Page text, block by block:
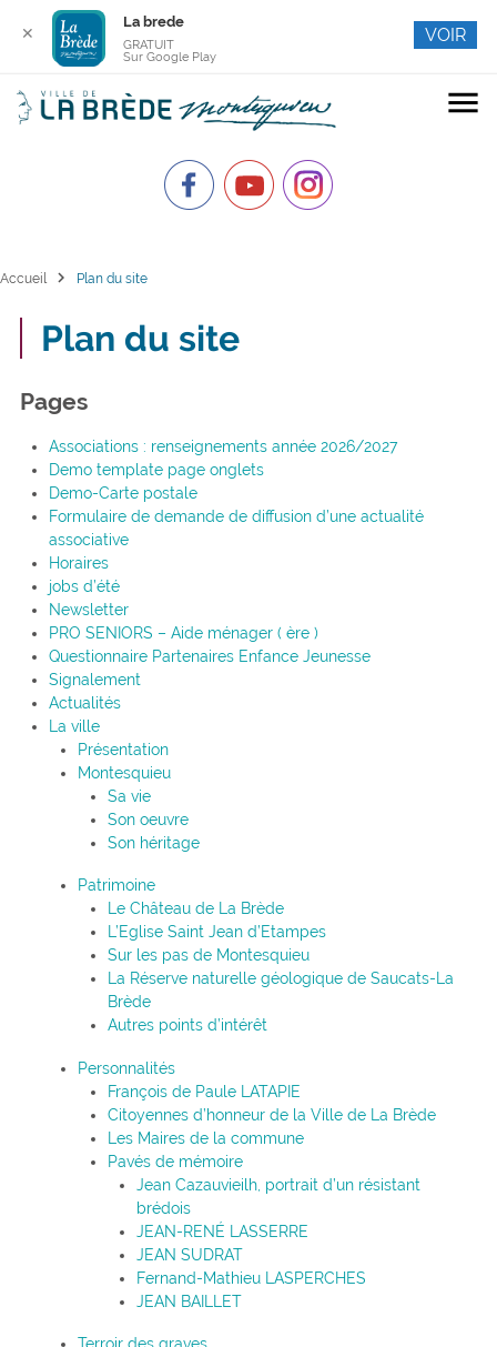
menu
Accueil chevron_right Plan du site
Plan du site
Pages
Associations : renseignements année 2026/2027
Demo template page onglets
Demo-Carte postale
Formulaire de demande de diffusion d’une actualité
associative
Horaires
jobs d’été
Newsletter
PRO SENIORS – Aide ménager ( ère )
Questionnaire Partenaires Enfance Jeunesse
Signalement
Actualités
La ville
Présentation
Montesquieu
Sa vie
Son oeuvre
Son héritage
Patrimoine
Le Château de La Brède
L’Eglise Saint Jean d’Etampes
Sur les pas de Montesquieu
La Réserve naturelle géologique de Saucats-La
Brède
Autres points d’intérêt
Personnalités
François de Paule LATAPIE
Citoyennes d’honneur de la Ville de La Brède
Les Maires de la commune
Pavés de mémoire
Jean Cazauvieilh, portrait d’un résistant
brédois
JEAN-RENÉ LASSERRE
JEAN SUDRAT
Fernand-Mathieu LASPERCHES
JEAN BAILLET
✕
La brede
GRATUIT
Sur Google Play
VOIR